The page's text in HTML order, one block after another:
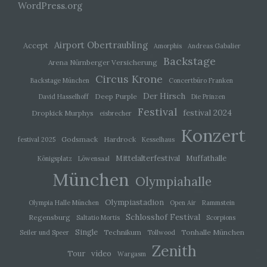
WordPress.org
Accept Airport Obertraubling Amorphis Andreas Gabalier
Arena Nürnberger Versicherung Backstage
Backstage München Circus Krone
Concertbüro Franken
David Hasselhoff
Deep Purple Der Hirsch Die Prinzen
Dropkick Murphys eisbrecher Festival festival 2024
festival 2025 Godsmack Hardrock Kesselhaus Konzert
Königsplatz Löwensaal Mittelalterfestival Muffathalle
München Olympiahalle
Olympia Halle München Olympiastadion Open Air Rammstein
Regensburg Saltatio Mortis Schlosshof Festival
Scorpions
Seiler und Speer
Single Technikum Tollwood Tonhalle München
Tour video Wargasm Zenith
zugeordnet werden können, sofern diese
zusätzlichen Informationen gesondert aufbewahrt
die personenbezogenen Daten nicht einer
identifizierten oder identifizierbaren natürlichen
Person zugewiesen werden.
g) Verantwortlicher oder für die
Verarbeitung Verantwortlicher
Verantwortlicher oder für die Verarbeitung
Person, Behörde, Einrichtung oder andere Stelle,
die allein oder gemeinsam mit anderen über die
Zwecke und Mittel der Verarbeitung von
personenbezogenen Daten entscheidet. Sind die
Unionsrecht oder das Recht der Mitgliedstaaten
vorgegeben, so kann der Verantwortliche
beziehungsweise können die bestimmten
Kriterien seiner Benennung nach dem
Unionsrecht oder dem Recht der Mitgliedstaaten
vorgesehen werden.